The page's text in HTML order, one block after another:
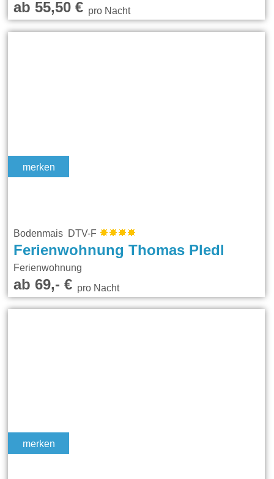
ab 55,50 €pro Nacht
merken
Bodenmais DTV-F
Ferienwohnung Thomas Pledl
Ferienwohnung
ab 69,- €pro Nacht
merken